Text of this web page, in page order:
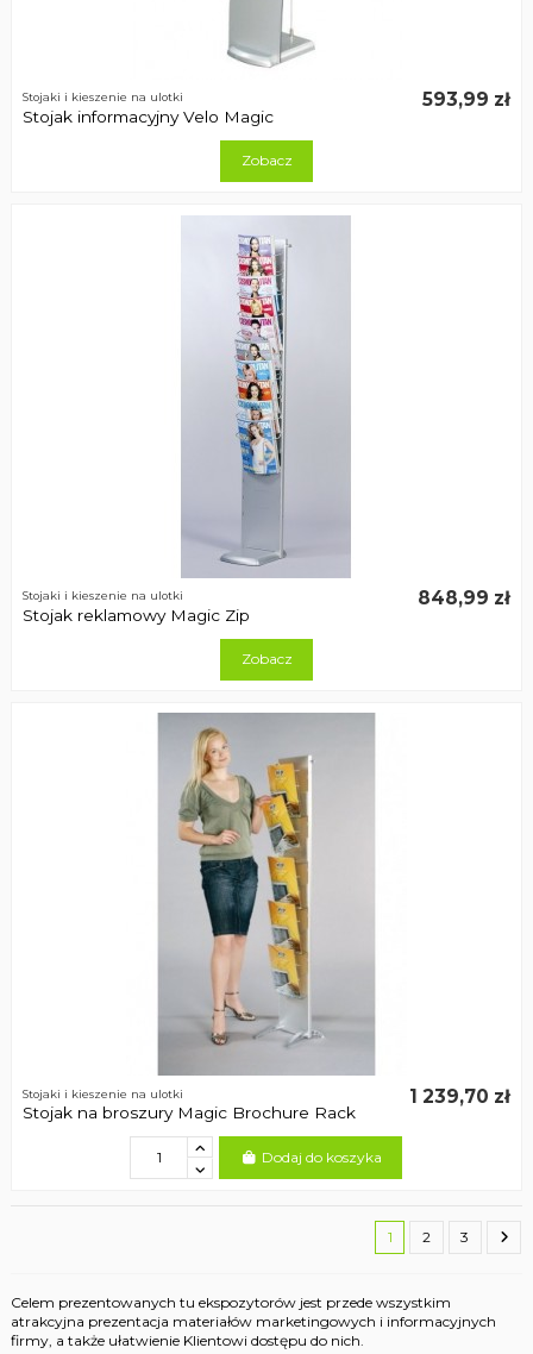
Stojaki i kieszenie na ulotki
Stojak informacyjny Velo Magic
593,99 zł
Zobacz
Stojaki i kieszenie na ulotki
Stojak reklamowy Magic Zip
848,99 zł
Zobacz
Stojaki i kieszenie na ulotki
Stojak na broszury Magic Brochure Rack
1 239,70 zł
Dodaj do koszyka
1 2 3
Celem prezentowanych tu ekspozytorów jest przede wszystkim
atrakcyjna prezentacja materiałów marketingowych i informacyjnych
firmy, a także ułatwienie Klientowi dostępu do nich.